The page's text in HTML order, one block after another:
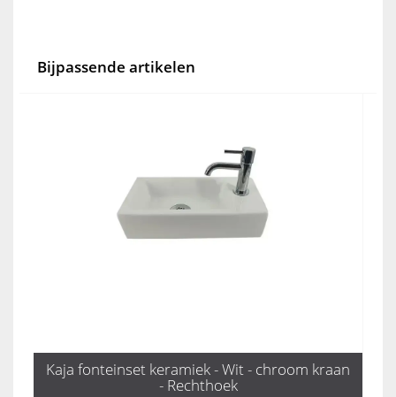
Bijpassende artikelen
Kaja fonteinset keramiek - Wit - chroom kraan
- Rechthoek